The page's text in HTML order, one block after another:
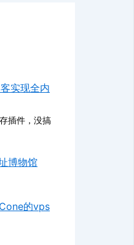
实现全内
插件，没搞
博物馆
的vps